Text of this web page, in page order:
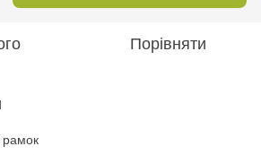
Порівняти
рамок